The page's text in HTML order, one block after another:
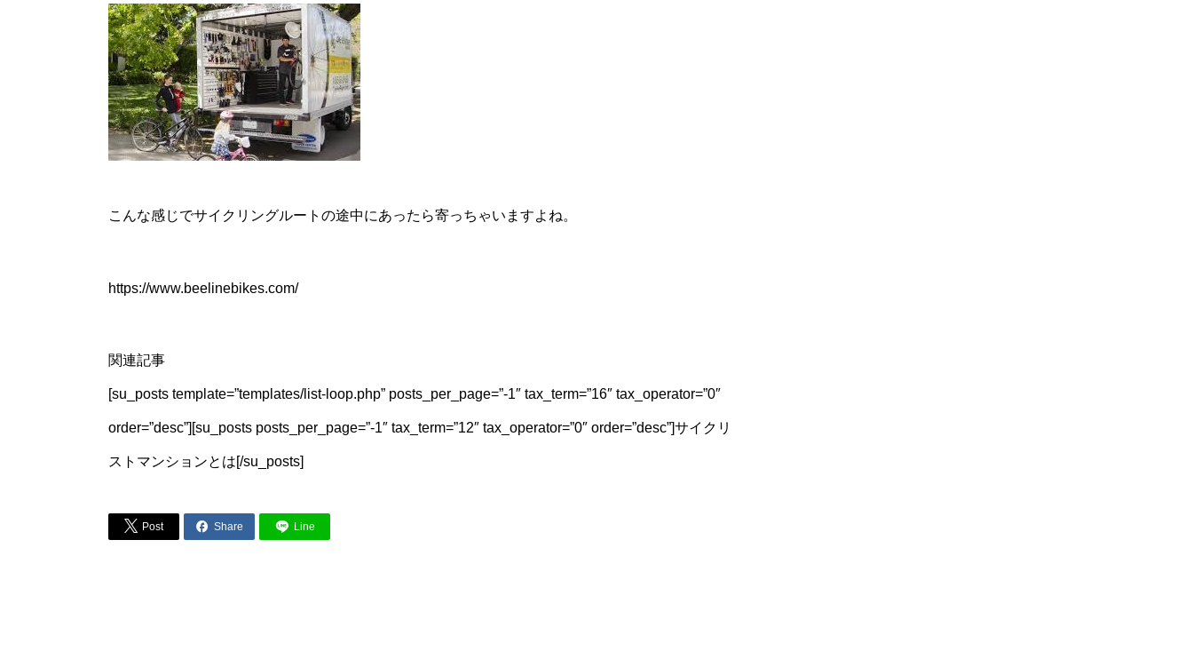
こんな感じでサイクリングルートの途中にあったら寄っちゃいますよね。
https://www.beelinebikes.com/
関連記事
[su_posts template=”templates/list-loop.php” posts_per_page=”-1″ tax_term=”16″ tax_operator=”0″
order=”desc”][su_posts posts_per_page=”-1″ tax_term=”12″ tax_operator=”0″ order=”desc”]サイクリ
ストマンションとは[/su_posts]
 Post  Share Line